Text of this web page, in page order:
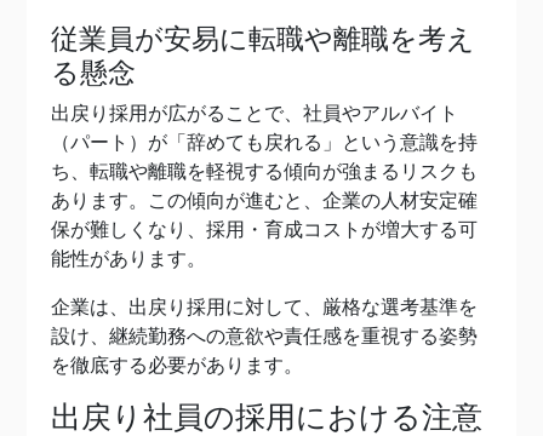
従業員が安易に転職や離職を考え
る懸念
出戻り採用が広がることで、社員やアルバイト
（パート）が「辞めても戻れる」という意識を持
ち、転職や離職を軽視する傾向が強まるリスクも
あります。この傾向が進むと、企業の人材安定確
保が難しくなり、採用・育成コストが増大する可
能性があります。
企業は、出戻り採用に対して、厳格な選考基準を
設け、継続勤務への意欲や責任感を重視する姿勢
を徹底する必要があります。
出戻り社員の採用における注意